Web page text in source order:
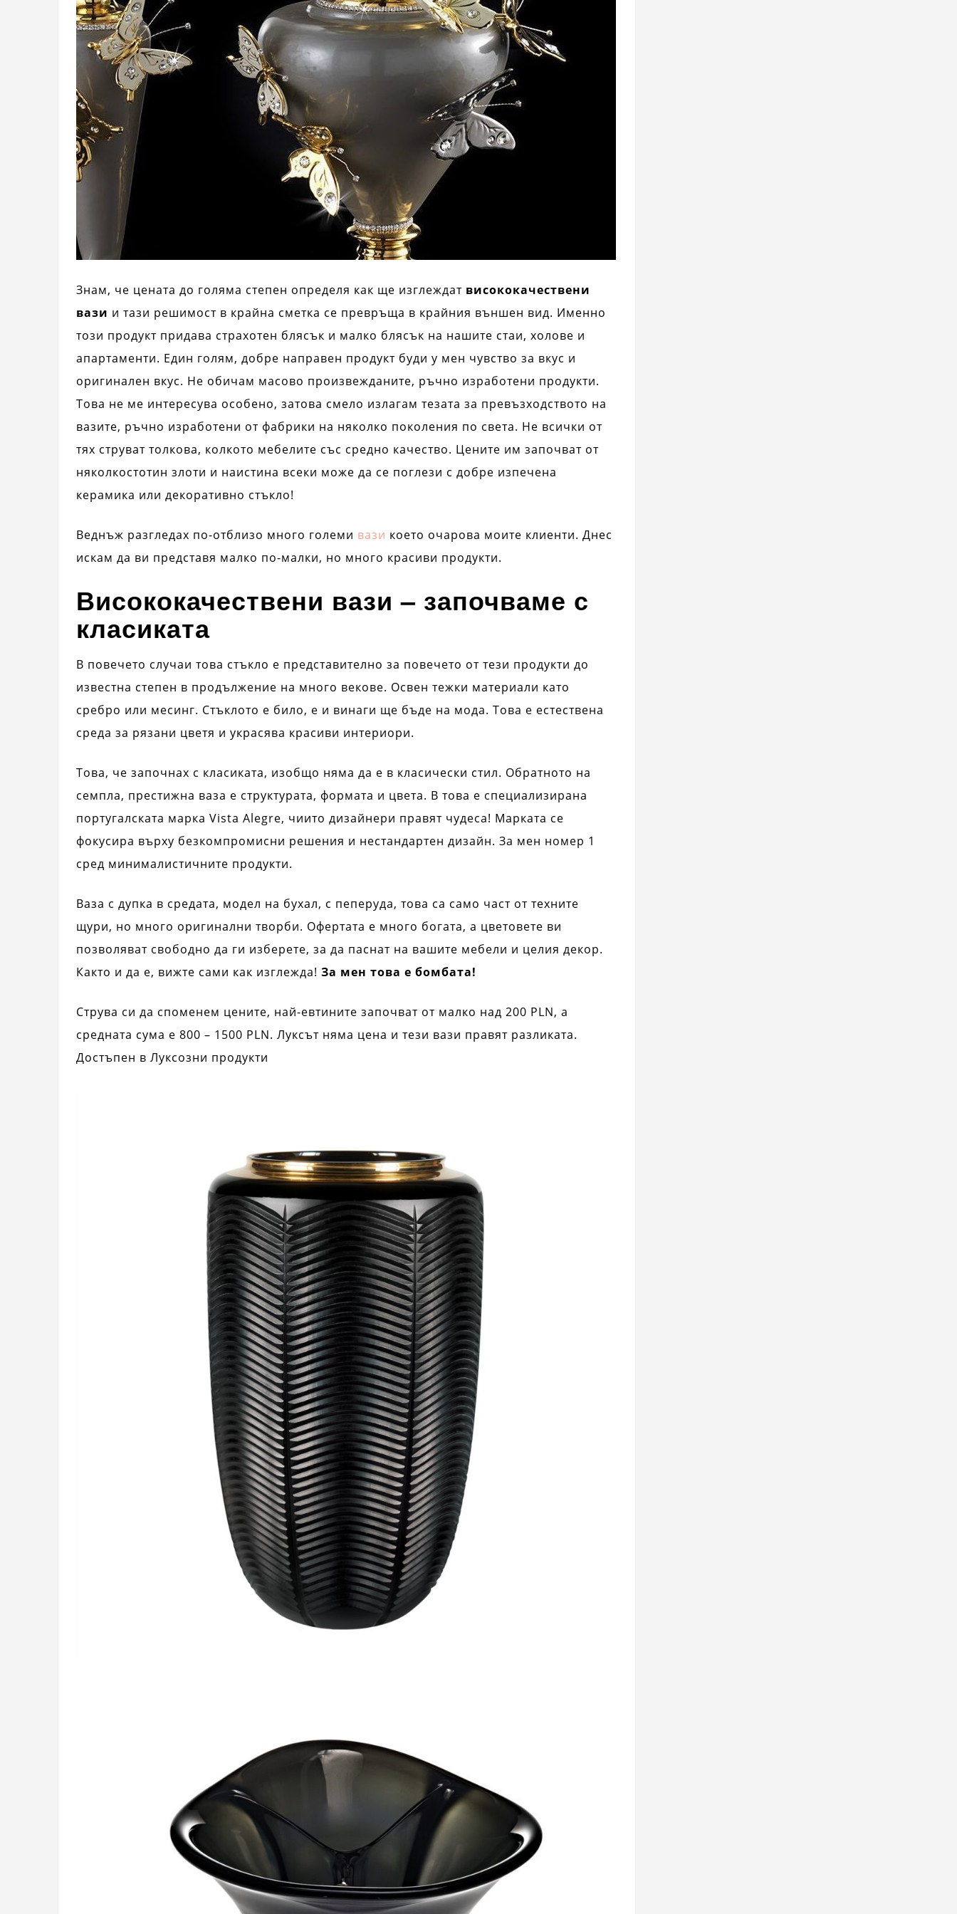
Знам, че цената до голяма степен определя как ще изглеждат висококачествени
вази и тази решимост в крайна сметка се превръща в крайния външен вид. Именно
този продукт придава страхотен блясък и малко блясък на нашите стаи, холове и
апартаменти. Един голям, добре направен продукт буди у мен чувство за вкус и
оригинален вкус. Не обичам масово произвежданите, ръчно изработени продукти.
Това не ме интересува особено, затова смело излагам тезата за превъзходството на
вазите, ръчно изработени от фабрики на няколко поколения по света. Не всички от
тях струват толкова, колкото мебелите със средно качество. Цените им започват от
няколкостотин злоти и наистина всеки може да се поглези с добре изпечена
керамика или декоративно стъкло!
Веднъж разгледах по-отблизо много големи вази което очарова моите клиенти. Днес
искам да ви представя малко по-малки, но много красиви продукти.
Висококачествени вази – започваме с
класиката
В повечето случаи това стъкло е представително за повечето от тези продукти до
известна степен в продължение на много векове. Освен тежки материали като
сребро или месинг. Стъклото е било, е и винаги ще бъде на мода. Това е естествена
среда за рязани цветя и украсява красиви интериори.
Това, че започнах с класиката, изобщо няма да е в класически стил. Обратното на
семпла, престижна ваза е структурата, формата и цвета. В това е специализирана
португалската марка Vista Alegre, чиито дизайнери правят чудеса! Марката се
фокусира върху безкомпромисни решения и нестандартен дизайн. За мен номер 1
сред минималистичните продукти.
Ваза с дупка в средата, модел на бухал, с пеперуда, това са само част от техните
щури, но много оригинални творби. Офертата е много богата, а цветовете ви
позволяват свободно да ги изберете, за да паснат на вашите мебели и целия декор.
Както и да е, вижте сами как изглежда! За мен това е бомбата!
Струва си да споменем цените, най-евтините започват от малко над 200 PLN, а
средната сума е 800 – 1500 PLN. Луксът няма цена и тези вази правят разликата.
Достъпен в Луксозни продукти